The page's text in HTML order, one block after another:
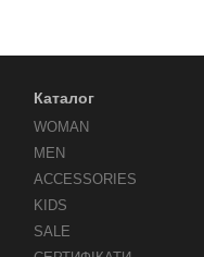
Каталог
WOMAN
MEN
ACCESSORIES
KIDS
SALE